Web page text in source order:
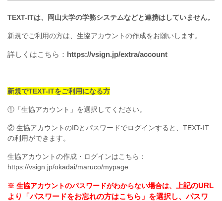
TEXT-ITは、岡山大学の学務システムなどと連携はしていません。
新規でご利用の方は、生協アカウントの作成をお願いします。
詳しくはこちら： https://vsign.jp/extra/account
新規でTEXT-ITをご利用になる方
①「生協アカウント」を選択してください。
② 生協アカウントのIDとパスワードでログインすると、TEXT-IT
の利用ができます。
生協アカウントの作成・ログインはこちら：
https://vsign.jp/okadai/maruco/mypage
※ 生協アカウントのパスワードがわからない場合は、
上記のURL
より「パスワードをお忘れの方はこちら」を選択し、パスワ